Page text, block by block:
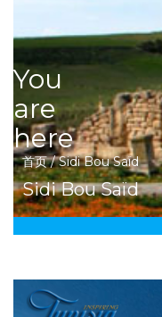
You
are
here
首页 / Sidi Bou Saïd
Sidi Bou Saïd